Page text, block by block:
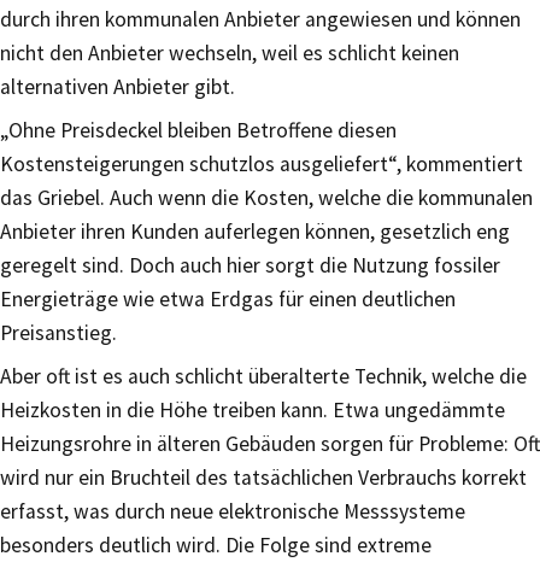
durch ihren kommunalen Anbieter angewiesen und können
nicht den Anbieter wechseln, weil es schlicht keinen
alternativen Anbieter gibt.
„Ohne Preisdeckel bleiben Betroffene diesen
Kostensteigerungen schutzlos ausgeliefert“, kommentiert
das Griebel. Auch wenn die Kosten, welche die kommunalen
Anbieter ihren Kunden auferlegen können, gesetzlich eng
geregelt sind. Doch auch hier sorgt die Nutzung fossiler
Energieträge wie etwa Erdgas für einen deutlichen
Preisanstieg.
Aber oft ist es auch schlicht überalterte Technik, welche die
Heizkosten in die Höhe treiben kann. Etwa ungedämmte
Heizungsrohre in älteren Gebäuden sorgen für Probleme: Oft
wird nur ein Bruchteil des tatsächlichen Verbrauchs korrekt
erfasst, was durch neue elektronische Messsysteme
besonders deutlich wird. Die Folge sind extreme